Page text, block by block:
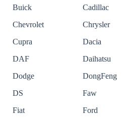
Buick
Cadillac
Chevrolet
Chrysler
Cupra
Dacia
DAF
Daihatsu
Dodge
DongFeng
DS
Faw
Fiat
Ford